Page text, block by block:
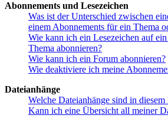
Abonnements und Lesezeichen
Was ist der Unterschied zwischen
einem Abonnements für ein Thema
Wie kann ich ein Lesezeichen auf
Thema abonnieren?
Wie kann ich ein Forum abonnieren?
Wie deaktiviere ich meine
Dateianhänge
Welche Dateianhänge sind in
Kann ich eine Übersicht all meiner